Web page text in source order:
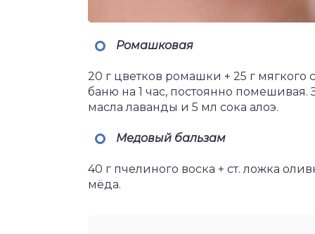
Ромашковая
20 г цветков ромашки + 25 г
баню на 1 час, постоянно
масла лаванды и 5 мл сока алоэ.
Медовый бальзам
40 г пчелиного воска + ст. ложка
мёда.